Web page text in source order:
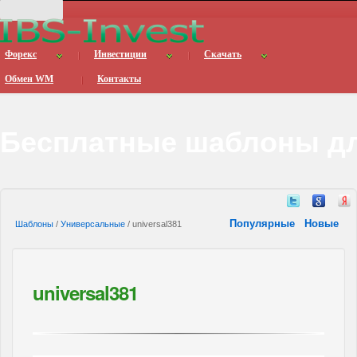
Форекс Инвестиции Скачать
Обмен WM Контакты
Шаблоны / Универсальные / universal381 Популярные Новые
universal381